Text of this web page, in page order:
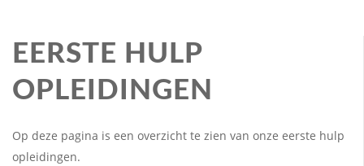
EERSTE HULP
OPLEIDINGEN
Op deze pagina is een overzicht te zien van onze eerste hulp
opleidingen.